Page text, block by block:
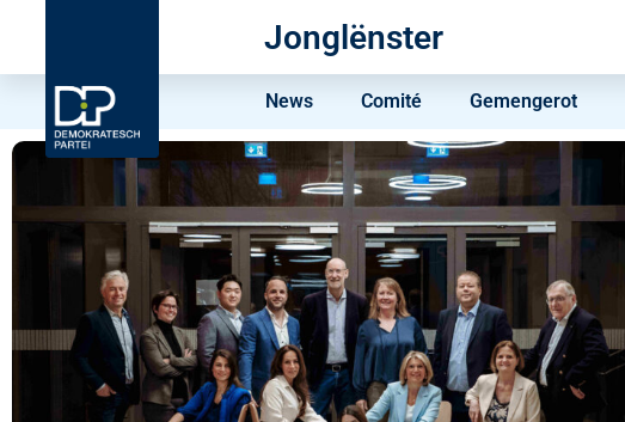
Jonglënster
News Comité Gemengerot